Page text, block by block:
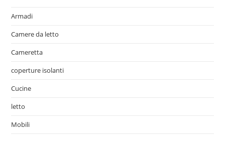
Armadi
Camere da letto
Cameretta
coperture isolanti
Cucine
letto
Mobili